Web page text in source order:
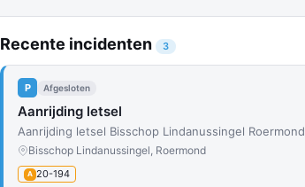
Recente incidenten 3
P Afgesloten
Aanrijding letsel
Aanrijding letsel Bisschop Lindanussingel Roermond
Bisschop Lindanussingel, Roermond
A 20-194